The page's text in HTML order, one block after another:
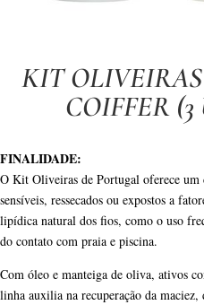
KIT
COIFFER
FINALIDADE:
O Kit Oliveiras de Portugal oferece um
sensíveis, ressecados ou expostos a
lipídica natural dos fios, como o uso
do contato com praia e piscina.
Com óleo e manteiga de oliva, ativos
linha auxilia na recuperação da